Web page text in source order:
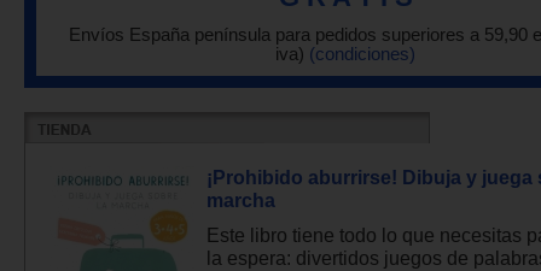
Envíos España península para pedidos superiores a 59,90
iva) (condiciones)
¡Prohibido aburrirse! Dibuja y juega
marcha
Este libro tiene todo lo que necesitas
la espera: divertidos juegos de